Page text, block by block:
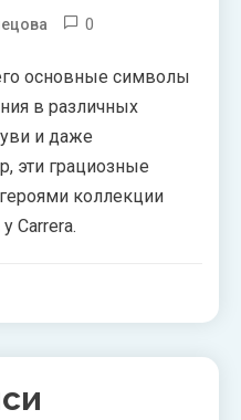
0
основные символы
в различных
и даже
эти грациозные
коллекции
Carrera.